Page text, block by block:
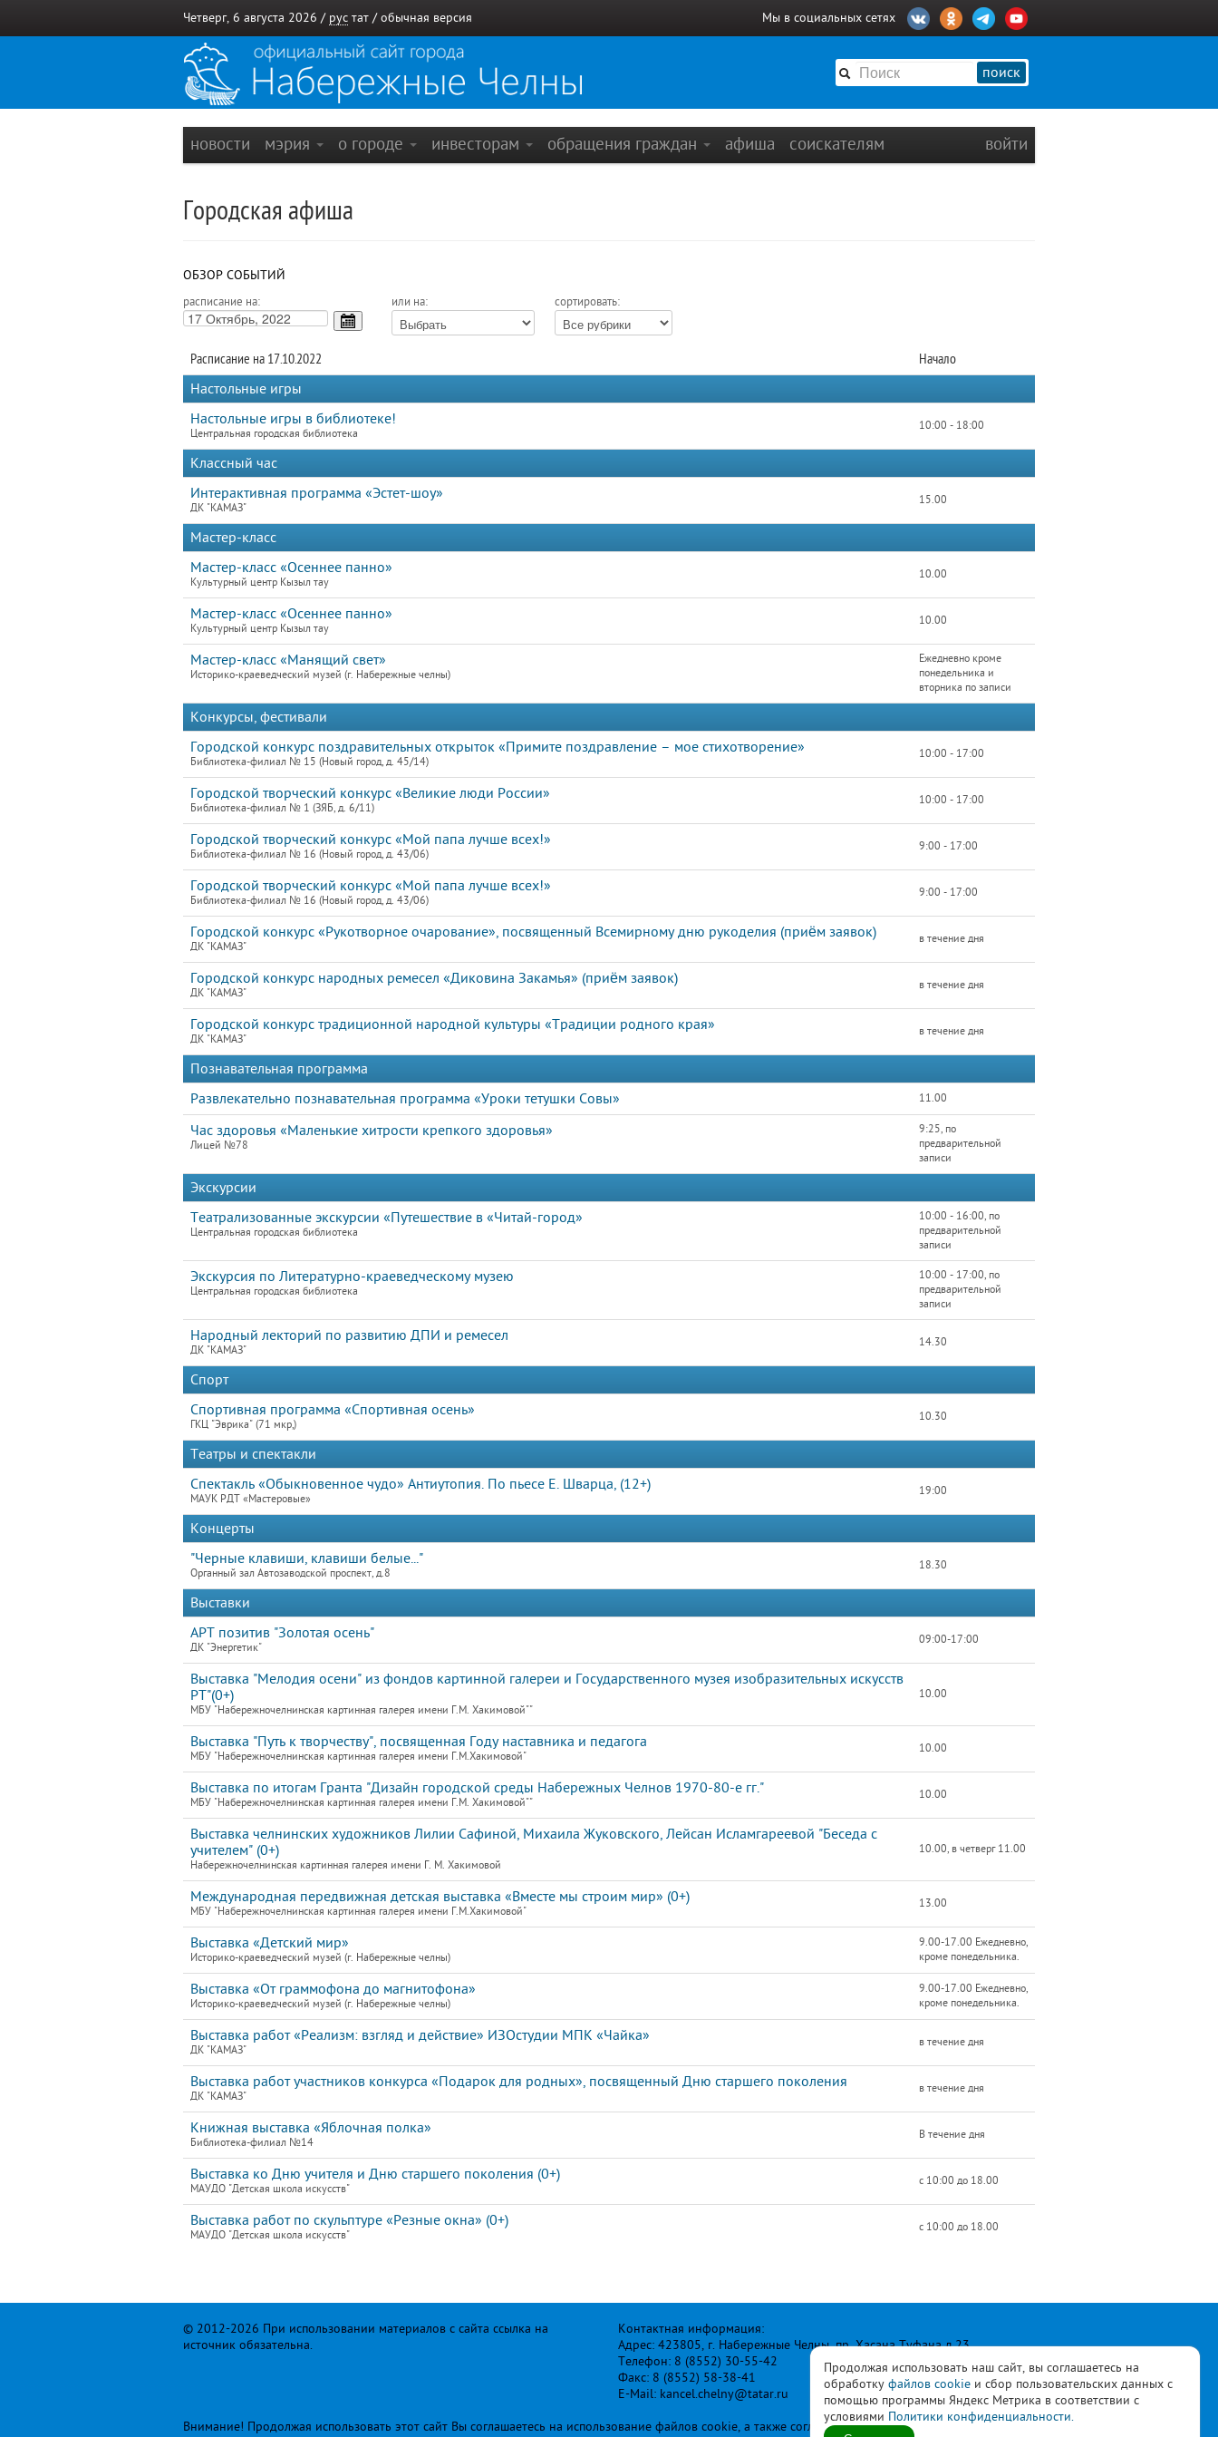
Продолжая использовать наш сайт, вы соглашаетесь на
обработку файлов cookie и сбор пользовательских данных с
помощью программы Яндекс Метрика в соответствии с
условиями Политики конфиденциальности.
Четверг, 6 августа 2026 / рус тат / обычная версия Мы в социальных сетях
поиск
новости мэрия о городе инвесторам обращения граждан афиша соискателям войти
Городская афиша
ОБЗОР СОБЫТИЙ
расписание на: или на: сортировать:
Расписание на 17.10.2022
Начало
Настольные игры
Настольные игры в библиотеке!
Центральная городская библиотека
10:00 - 18:00
Классный час
Интерактивная программа «Эстет-шоу»
ДК "КАМАЗ"
15.00
Мастер-класс
Мастер-класс «Осеннее панно»
Культурный центр Кызыл тау
10.00
Мастер-класс «Осеннее панно»
Культурный центр Кызыл тау
10.00
Мастер-класс «Манящий свет»
Историко-краеведческий музей (г. Набережные челны)
Ежедневно кроме
понедельника и
вторника по записи
Конкурсы, фестивали
Городской конкурс поздравительных открыток «Примите поздравление – мое стихотворение»
Библиотека-филиал № 15 (Новый город, д. 45/14)
10:00 - 17:00
Городской творческий конкурс «Великие люди России»
Библиотека-филиал № 1 (ЗЯБ, д. 6/11)
10:00 - 17:00
Городской творческий конкурс «Мой папа лучше всех!»
Библиотека-филиал № 16 (Новый город, д. 43/06)
9:00 - 17:00
Городской творческий конкурс «Мой папа лучше всех!»
Библиотека-филиал № 16 (Новый город, д. 43/06)
9:00 - 17:00
Городской конкурс «Рукотворное очарование», посвященный Всемирному дню рукоделия (приём заявок)
ДК "КАМАЗ"
в течение дня
Городской конкурс народных ремесел «Диковина Закамья» (приём заявок)
ДК "КАМАЗ"
в течение дня
Городской конкурс традиционной народной культуры «Традиции родного края»
ДК "КАМАЗ"
в течение дня
Познавательная программа
Развлекательно познавательная программа «Уроки тетушки Совы»
11.00
Час здоровья «Маленькие хитрости крепкого здоровья»
Лицей №78
9:25, по
предварительной
записи
Экскурсии
Театрализованные экскурсии «Путешествие в «Читай-город»
Центральная городская библиотека
10:00 - 16:00, по
предварительной
записи
Экскурсия по Литературно-краеведческому музею
Центральная городская библиотека
10:00 - 17:00, по
предварительной
записи
Народный лекторий по развитию ДПИ и ремесел
ДК "КАМАЗ"
14.30
Спорт
Спортивная программа «Спортивная осень»
ГКЦ "Эврика" (71 мкр,)
10.30
Театры и спектакли
Спектакль «Обыкновенное чудо» Антиутопия. По пьесе Е. Шварца, (12+)
МАУК РДТ «Мастеровые»
19:00
Концерты
"Черные клавиши, клавиши белые..."
Органный зал Автозаводской проспект, д.8
18.30
Выставки
АРТ позитив "Золотая осень"
ДК "Энергетик"
09:00-17:00
Выставка "Мелодия осени" из фондов картинной галереи и Государственного музея изобразительных искусств
РТ"(0+)
МБУ "Набережночелнинская картинная галерея имени Г.М. Хакимовой""
10.00
Выставка "Путь к творчеству", посвященная Году наставника и педагога
МБУ "Набережночелнинская картинная галерея имени Г.М.Хакимовой"
10.00
Выставка по итогам Гранта "Дизайн городской среды Набережных Челнов 1970-80-е гг."
МБУ "Набережночелнинская картинная галерея имени Г.М. Хакимовой""
10.00
Выставка челнинских художников Лилии Сафиной, Михаила Жуковского, Лейсан Исламгареевой "Беседа с
учителем" (0+)
Набережночелнинская картинная галерея имени Г. М. Хакимовой
10.00, в четверг 11.00
Международная передвижная детская выставка «Вместе мы строим мир» (0+)
МБУ "Набережночелнинская картинная галерея имени Г.М.Хакимовой"
13.00
Выставка «Детский мир»
Историко-краеведческий музей (г. Набережные челны)
9.00-17.00 Ежедневно,
кроме понедельника.
Выставка «От граммофона до магнитофона»
Историко-краеведческий музей (г. Набережные челны)
9.00-17.00 Ежедневно,
кроме понедельника.
Выставка работ «Реализм: взгляд и действие» ИЗОстудии МПК «Чайка»
ДК "КАМАЗ"
в течение дня
Выставка работ участников конкурса «Подарок для родных», посвященный Дню старшего поколения
ДК "КАМАЗ"
в течение дня
Книжная выставка «Яблочная полка»
Библиотека-филиал №14
В течение дня
Выставка ко Дню учителя и Дню старшего поколения (0+)
МАУДО "Детская школа искусств"
с 10:00 до 18.00
Выставка работ по скульптуре «Резные окна» (0+)
МАУДО "Детская школа искусств"
с 10:00 до 18.00
© 2012-2026 При использовании материалов с сайта ссылка на
источник обязательна.
Контактная информация:
Адрес: 423805, г. Набережные Челны, пр. Хасана Туфана д.23
Телефон: 8 (8552) 30-55-42
Факс: 8 (8552) 58-38-41
E-Mail: kancel.chelny@tatar.ru
Внимание! Продолжая использовать этот сайт Вы соглашаетесь на использование файлов cookie, а также согласны сполитикой